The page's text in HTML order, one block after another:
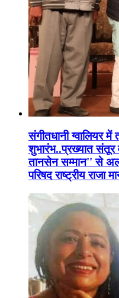
संगीतधानी ग्वालियर
शुभारंभ..प्रख्यात संतूर
तानसेन सम्मान'' से
परिषद राष्ट्रीय राजा